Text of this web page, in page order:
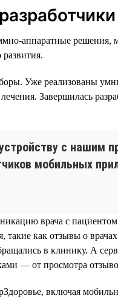
аппаратные
Уже реализованы
Завершилась
с нашим
мобильных
врача с
такие как отзывы о
в клинику. А
— от просмотра
включая